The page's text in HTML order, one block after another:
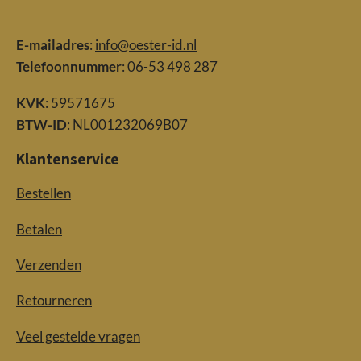
E-mailadres: info@oester-id.nl
Telefoonnummer:06-53 498 287
KVK: 59571675
BTW-ID: NL001232069B07
Klantenservice
Bestellen
Betalen
Verzenden
Retourneren
Veel gestelde vragen